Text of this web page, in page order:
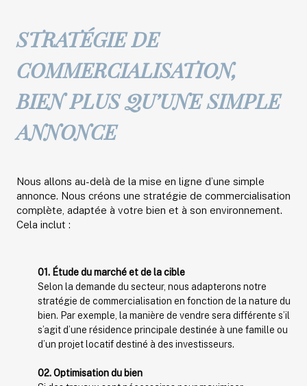
STRATÉGIE DE
COMMERCIALISATION,
BIEN PLUS QU’UNE SIMPLE
ANNONCE
Nous allons au-delà de la mise en ligne d’une simple
annonce. Nous créons une stratégie de commercialisation
complète, adaptée à votre bien et à son environnement.
Cela inclut :
01. Étude du marché et de la cible
Selon la demande du secteur, nous adapterons notre
stratégie de commercialisation en fonction de la nature du
bien. Par exemple, la manière de vendre sera différente s’il
s’agit d’une résidence principale destinée à une famille ou
d’un projet locatif destiné à des investisseurs.
02. Optimisation du bien